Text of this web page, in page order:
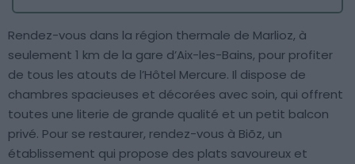
Rendez-vous dans la région thermale de Marlioz, à
seulement 1 km de la gare d’Aix-les-Bains, pour profiter
de tous les atouts de l’Hôtel Mercure. Il dispose de
chambres spacieuses et décorées avec soin, qui offrent
toutes une literie de grande qualité et un petit balcon
privé. Pour se restaurer, rendez-vous à Biõz, un
établissement qui propose des plats savoureux et